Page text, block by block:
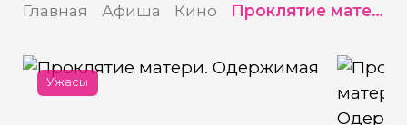
Главная Афиша Кино Проклятие матери. Одержимая
Ужасы